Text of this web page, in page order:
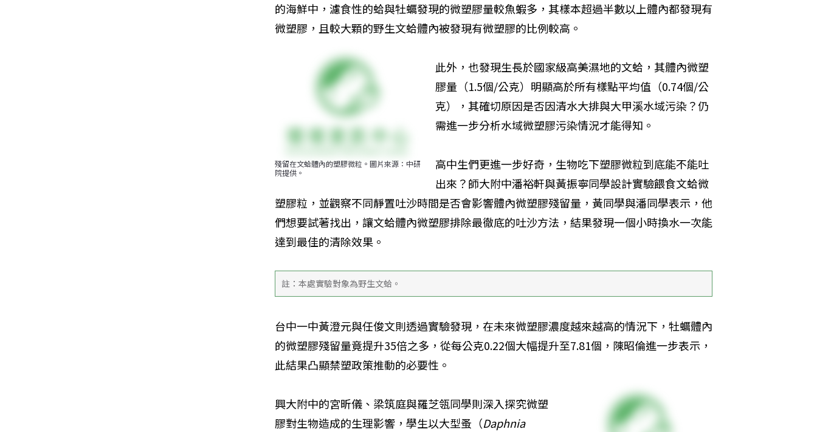
的海鮮中，濾食性的蛤與牡蠣發現的微塑膠量較魚蝦多，其樣本超過半數以上體內都發現有
微塑膠，且較大顆的野生文蛤體內被發現有微塑膠的比例較高。
殘留在文蛤體內的塑膠微粒。圖片來源：中研
院提供。
此外，也發現生長於國家級高美濕地的文蛤，其體內微塑
膠量（1.5個/公克）明顯高於所有樣點平均值（0.74個/公
克），其確切原因是否因清水大排與大甲溪水域污染？仍
需進一步分析水域微塑膠污染情況才能得知。
高中生們更進一步好奇，生物吃下塑膠微粒到底能不能吐
出來？師大附中潘裕軒與黃振寧同學設計實驗餵食文蛤微
塑膠粒，並觀察不同靜置吐沙時間是否會影響體內微塑膠殘留量，黃同學與潘同學表示，他
們想要試著找出，讓文蛤體內微塑膠排除最徹底的吐沙方法，結果發現一個小時換水一次能
達到最佳的清除效果。
註：本處實驗對象為野生文蛤。
台中一中黃澄元與任俊文則透過實驗發現，在未來微塑膠濃度越來越高的情況下，牡蠣體內
的微塑膠殘留量竟提升35倍之多，從每公克0.22個大幅提升至7.81個，陳昭倫進一步表示，
此結果凸顯禁塑政策推動的必要性。
興大附中的宮昕儀、梁筑庭與羅芝瓴同學則深入探究微塑
膠對生物造成的生理影響，學生以大型蚤（Daphnia